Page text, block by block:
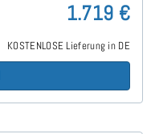
1.719 €
KOSTENLOSE Lieferung in DE